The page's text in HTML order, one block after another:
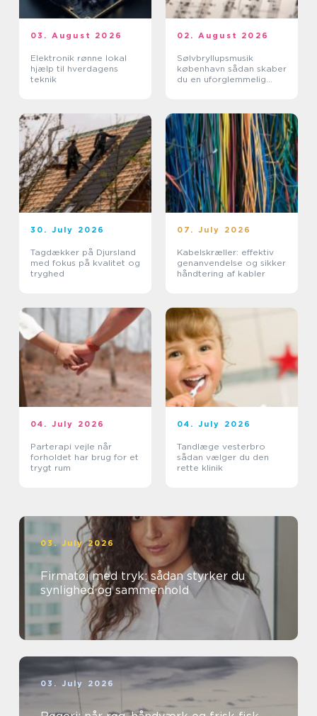
03. August 2026
Elektronik rønne lokal
hjælp til hverdagens
teknik
02. August 2026
Sølvbryllupsmusik
københavn sådan skaber
du en uforglemmelig
30. July 2026
Tagdækker på Djursland
med fokus på kvalitet og
tryghed
07. July 2026
Kabelskræller: effektiv
genanvendelse og sikker
håndtering af kabler
04. July 2026
Parterapi vejle når
forholdet har brug for et
trygt rum
04. July 2026
Tandlæge vesterbro
sådan vælger du den
rette klinik
03. July 2026
Firmatøj med tryk: sådan styrker du
synlighed og sammenhold
03. July 2026